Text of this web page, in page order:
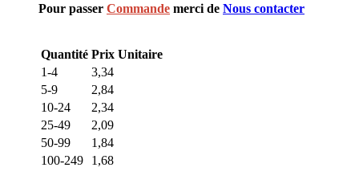
Pour passer Commande merci de Nous contacter
Quantité Prix Unitaire
1-4
3,34
5-9
2,84
10-24
2,34
25-49
2,09
50-99
1,84
100-249
1,68